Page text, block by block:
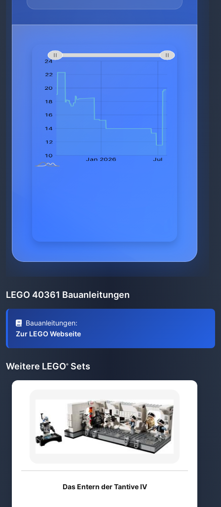
LEGO 40361 Bauanleitungen
Bauanleitungen:
Zur LEGO Webseite
Weitere LEGO® Sets
Das Entern der Tantive IV